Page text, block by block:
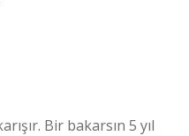
Bir bakarsın 5 yıl